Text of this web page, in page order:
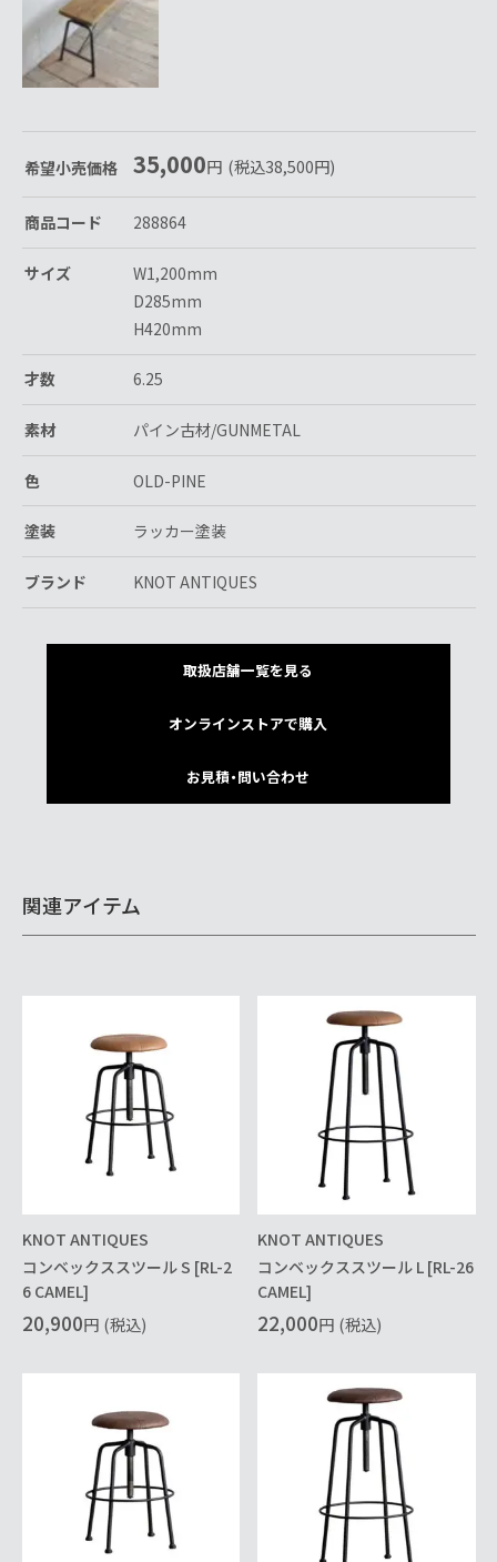
希望小売価格 35,000円 (税込38,500円)
商品コード 288864
サイズ
W1,200mm
D285mm
H420mm
才数 6.25
素材 パイン古材/GUNMETAL
色 OLD-PINE
塗装 ラッカー塗装
ブランド KNOT ANTIQUES
取扱店舗一覧を見る
オンラインストアで購入
お見積・問い合わせ
関連アイテム
KNOT ANTIQUES
コンベックススツール S [RL-2
6 CAMEL]
20,900円 (税込)
KNOT ANTIQUES
コンベックススツール L [RL-26
CAMEL]
22,000円 (税込)